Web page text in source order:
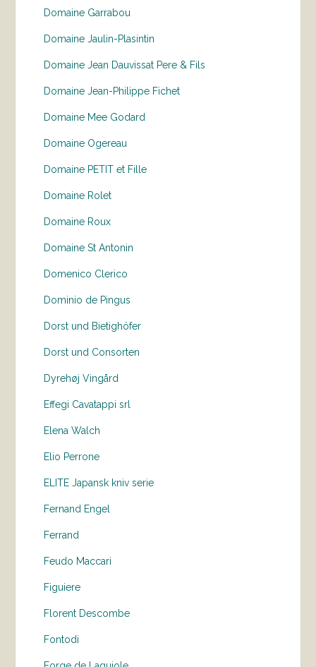
Domaine Garrabou
Domaine Jaulin-Plasintin
Domaine Jean Dauvissat Pere & Fils
Domaine Jean-Philippe Fichet
Domaine Mee Godard
Domaine Ogereau
Domaine PETIT et Fille
Domaine Rolet
Domaine Roux
Domaine St Antonin
Domenico Clerico
Dominio de Pingus
Dorst und Bietighöfer
Dorst und Consorten
Dyrehøj Vingård
Effegi Cavatappi srl
Elena Walch
Elio Perrone
ELITE Japansk kniv serie
Fernand Engel
Ferrand
Feudo Maccari
Figuiere
Florent Descombe
Fontodi